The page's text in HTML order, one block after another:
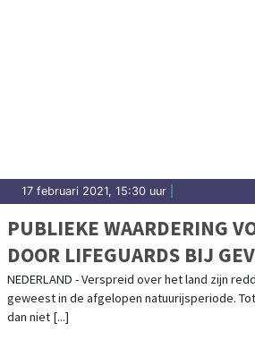
17 februari 2021, 15:30 uur
PUBLIEKE WAARDERING
DOOR LIFEGUARDS BIJ
IJSCONDITIES
NEDERLAND - Verspreid over het land zijn
geweest in de afgelopen natuurijsperiode.
dan niet [...]